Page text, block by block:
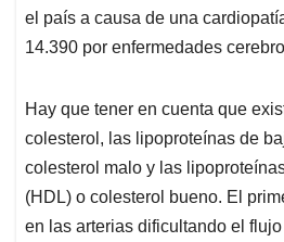
el país a causa de una
14.390 por enfermedades
Hay que tener en cuenta que
colesterol, las lipoproteínas de
colesterol malo y las
(HDL) o colesterol bueno. El
en las arterias dificultando el